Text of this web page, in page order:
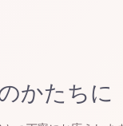
かたちに